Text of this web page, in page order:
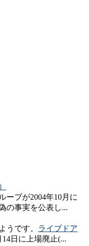
ープが2004年10月に
の事実を公表し...
うです。 ライブドア
日に上場廃止(...